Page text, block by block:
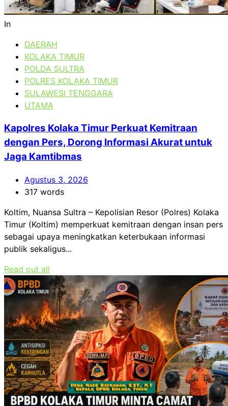
In
DAERAH
KOLAKA TIMUR
POLDA SULTRA
POLRES KOLAKA TIMUR
SULAWESI TENGGARA
UTAMA
Kapolres Kolaka Timur Perkuat Kemitraan
dengan Pers, Dorong Informasi Akurat untuk
Jaga Kamtibmas
Agustus 3, 2026
317 words
Koltim, Nuansa Sultra – Kepolisian Resor (Polres) Kolaka
Timur (Koltim) memperkuat kemitraan dengan insan pers
sebagai upaya meningkatkan keterbukaan informasi
publik sekaligus...
Read out all